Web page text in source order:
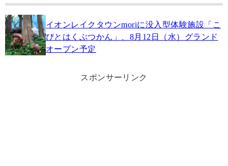
イオンレイクタウンmoriに没入型体験施設「こ
びとはくぶつかん」、8月12日（水）グランド
オープン予定
スポンサーリンク